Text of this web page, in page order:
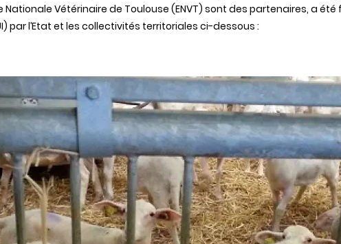
Nationale Vétérinaire de Toulouse (ENVT) sont des partenaires, a
par l’Etat et les collectivités territoriales ci-dessous :